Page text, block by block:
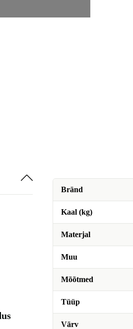
Bränd
Kaal (kg)
Materjal
Muu
Mõõtmed
Tüüp
Värv